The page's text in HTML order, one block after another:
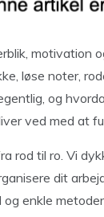
motivation
løse noter,
og
ved med at
rod til ro. Vi
dit
enkle